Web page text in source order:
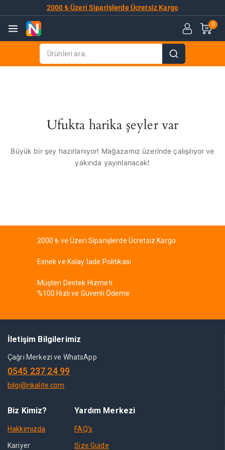
2000 ₺ Üzeri Siparişlerde Ücretsiz Kargo
0
Ufukta harika şeyler var
Büyük bir şey hazırlanıyor! Mağazamız üzerinde çalışılıyor ve
yakında yayınlanacak!
2000 ₺ ve Üzeri Siparişlerde Ücretsiz Kargo
Esnek ve Kolay İade Politikası
Müşteri Destek Hizmeti
%100 Hızlı ve Güvenli Ödeme
İletişim Bilgilerimiz
Çağrı Merkezi ve WhatsApp
0545 237 24 99
bilgi@nkalite.com
Biz Kimiz?
Hakkımızda
Kariyer
Yardım Merkezi
FAQ's
Size Guide